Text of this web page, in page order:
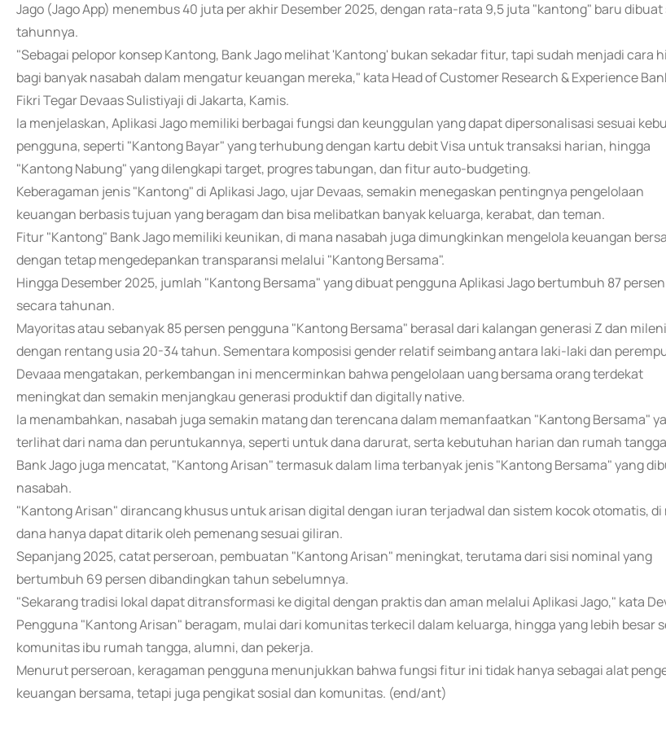
Jago (Jago App) menembus 40 juta per akhir Desember 2025, dengan rata-rata 9,5 juta "kantong" baru
tahunnya.
"Sebagai pelopor konsep Kantong, Bank Jago melihat 'Kantong' bukan sekadar fitur, tapi sudah menjadi cara
bagi banyak nasabah dalam mengatur keuangan mereka," kata Head of Customer Research & Experience
Fikri Tegar Devaas Sulistiyaji di Jakarta, Kamis.
Ia menjelaskan, Aplikasi Jago memiliki berbagai fungsi dan keunggulan yang dapat dipersonalisasi sesuai
pengguna, seperti "Kantong Bayar" yang terhubung dengan kartu debit Visa untuk transaksi harian, hingga
"Kantong Nabung" yang dilengkapi target, progres tabungan, dan fitur auto-budgeting.
Keberagaman jenis "Kantong" di Aplikasi Jago, ujar Devaas, semakin menegaskan pentingnya pengelolaan
keuangan berbasis tujuan yang beragam dan bisa melibatkan banyak keluarga, kerabat, dan teman.
Fitur "Kantong" Bank Jago memiliki keunikan, di mana nasabah juga dimungkinkan mengelola keuangan
dengan tetap mengedepankan transparansi melalui "Kantong Bersama".
Hingga Desember 2025, jumlah "Kantong Bersama" yang dibuat pengguna Aplikasi Jago bertumbuh 87 persen
secara tahunan.
Mayoritas atau sebanyak 85 persen pengguna "Kantong Bersama" berasal dari kalangan generasi Z dan
dengan rentang usia 20-34 tahun. Sementara komposisi gender relatif seimbang antara laki-laki dan
Devaaa mengatakan, perkembangan ini mencerminkan bahwa pengelolaan uang bersama orang terdekat
meningkat dan semakin menjangkau generasi produktif dan digitally native.
Ia menambahkan, nasabah juga semakin matang dan terencana dalam memanfaatkan "Kantong Bersama"
terlihat dari nama dan peruntukannya, seperti untuk dana darurat, serta kebutuhan harian dan rumah
Bank Jago juga mencatat, "Kantong Arisan" termasuk dalam lima terbanyak jenis "Kantong Bersama" yang
nasabah.
"Kantong Arisan" dirancang khusus untuk arisan digital dengan iuran terjadwal dan sistem kocok otomatis, di
dana hanya dapat ditarik oleh pemenang sesuai giliran.
Sepanjang 2025, catat perseroan, pembuatan "Kantong Arisan" meningkat, terutama dari sisi nominal yang
bertumbuh 69 persen dibandingkan tahun sebelumnya.
"Sekarang tradisi lokal dapat ditransformasi ke digital dengan praktis dan aman melalui Aplikasi Jago," kata
Pengguna "Kantong Arisan" beragam, mulai dari komunitas terkecil dalam keluarga, hingga yang lebih besar
komunitas ibu rumah tangga, alumni, dan pekerja.
Menurut perseroan, keragaman pengguna menunjukkan bahwa fungsi fitur ini tidak hanya sebagai alat
keuangan bersama, tetapi juga pengikat sosial dan komunitas. (end/ant)